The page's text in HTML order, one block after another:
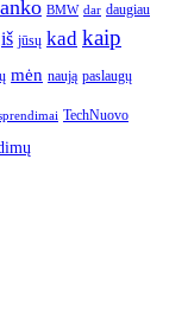
BMW dar daugiau
iš jūsų kad kaip
mėn naują paslaugų
TechNuovo